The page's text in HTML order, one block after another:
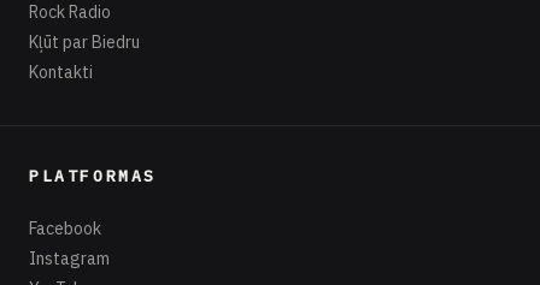
Rock Radio
Kļūt par Biedru
Kontakti
PLATFORMAS
Facebook
Instagram